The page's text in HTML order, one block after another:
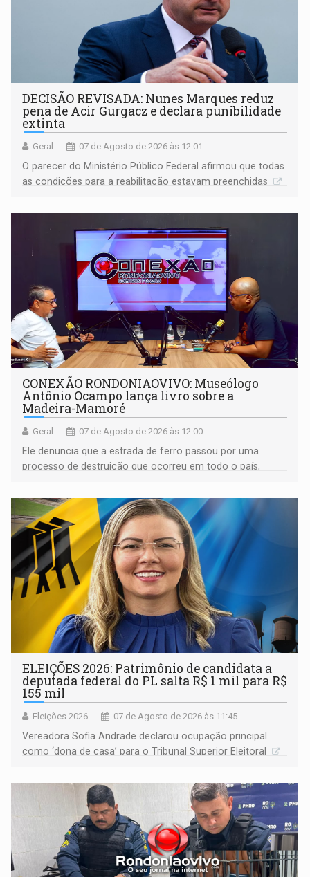
DECISÃO REVISADA: Nunes Marques reduz
pena de Acir Gurgacz e declara punibilidade
extinta
Geral 07 de Agosto de 2026 às 12:01
O parecer do Ministério Público Federal afirmou que todas
as condições para a reabilitação estavam preenchidas
CONEXÃO RONDONIAOVIVO: Museólogo
Antônio Ocampo lança livro sobre a
Madeira-Mamoré
Geral 07 de Agosto de 2026 às 12:00
Ele denuncia que a estrada de ferro passou por uma
processo de destruição que ocorreu em todo o país,
ELEIÇÕES 2026: Patrimônio de candidata a
deputada federal do PL salta R$ 1 mil para R$
155 mil
Eleições 2026 07 de Agosto de 2026 às 11:45
Vereadora Sofia Andrade declarou ocupação principal
como ‘dona de casa’ para o Tribunal Superior Eleitoral